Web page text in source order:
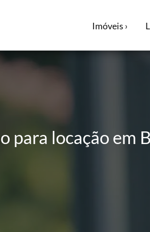
Imóveis ›
para locação em